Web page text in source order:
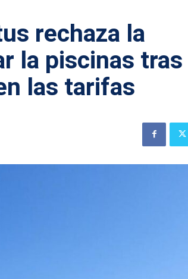
rechaza la
la piscinas tras
las tarifas